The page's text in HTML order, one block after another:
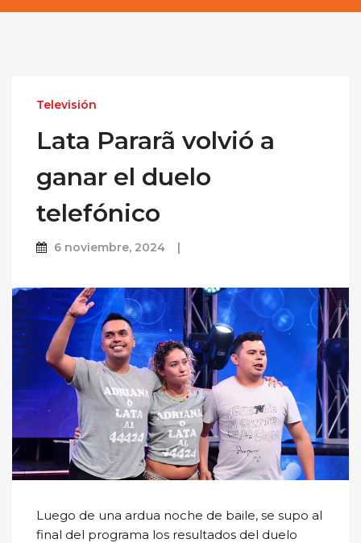
Televisión
Lata Pararã volvió a
ganar el duelo
telefónico
6 noviembre, 2024
Luego de una ardua noche de baile, se supo al
final del programa los resultados del duelo